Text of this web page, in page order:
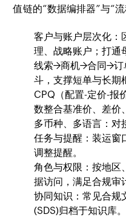
值链的“数据编排器”与“流
客户与账户层次化：
理、战略账户；打通
线索→商机→合同→订
斗，支撑短单与长期
CPQ（配置-定价-报
数整合基准价、差价
多币种、多语言：对
任务与提醒：装运窗
调整提醒。
角色与权限：按地区
据访问，满足合规审
协同知识：常见合规
(SDS)归档于知识库。